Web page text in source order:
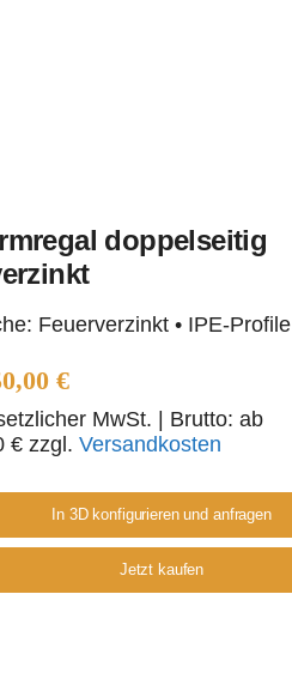
Kragarmregal
doppelseitig
feuerverzinkt
doppelseitig
Feuerverzinkt • IPE-Profile
€
MwSt.
| Brutto: ab
€ zzgl.Versandkosten
In 3D konfigurieren und anfragen
Jetzt kaufen